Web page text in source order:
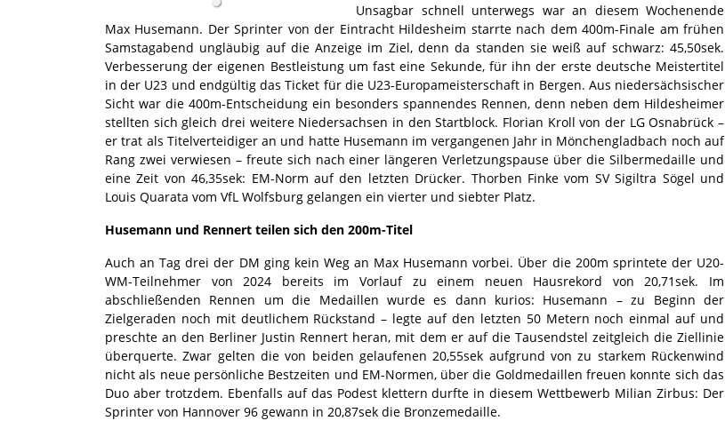
Unsagbar schnell unterwegs war an diesem Wochenende
Max Husemann. Der Sprinter von der Eintracht Hildesheim starrte nach dem 400m-Finale am frühen
Samstagabend ungläubig auf die Anzeige im Ziel, denn da standen sie weiß auf schwarz: 45,50sek.
Verbesserung der eigenen Bestleistung um fast eine Sekunde, für ihn der erste deutsche Meistertitel
in der U23 und endgültig das Ticket für die U23-Europameisterschaft in Bergen. Aus niedersächsischer
Sicht war die 400m-Entscheidung ein besonders spannendes Rennen, denn neben dem Hildesheimer
stellten sich gleich drei weitere Niedersachsen in den Startblock. Florian Kroll von der LG Osnabrück –
er trat als Titelverteidiger an und hatte Husemann im vergangenen Jahr in Mönchengladbach noch auf
Rang zwei verwiesen – freute sich nach einer längeren Verletzungspause über die Silbermedaille und
eine Zeit von 46,35sek: EM-Norm auf den letzten Drücker. Thorben Finke vom SV Sigiltra Sögel und
Louis Quarata vom VfL Wolfsburg gelangen ein vierter und siebter Platz.
Husemann und Rennert teilen sich den 200m-Titel
Auch an Tag drei der DM ging kein Weg an Max Husemann vorbei. Über die 200m sprintete der U20-
WM-Teilnehmer von 2024 bereits im Vorlauf zu einem neuen Hausrekord von 20,71sek. Im
abschließenden Rennen um die Medaillen wurde es dann kurios: Husemann – zu Beginn der
Zielgeraden noch mit deutlichem Rückstand – legte auf den letzten 50 Metern noch einmal auf und
preschte an den Berliner Justin Rennert heran, mit dem er auf die Tausendstel zeitgleich die Ziellinie
überquerte. Zwar gelten die von beiden gelaufenen 20,55sek aufgrund von zu starkem Rückenwind
nicht als neue persönliche Bestzeiten und EM-Normen, über die Goldmedaillen freuen konnte sich das
Duo aber trotzdem. Ebenfalls auf das Podest klettern durfte in diesem Wettbewerb Milian Zirbus: Der
Sprinter von Hannover 96 gewann in 20,87sek die Bronzemedaille.